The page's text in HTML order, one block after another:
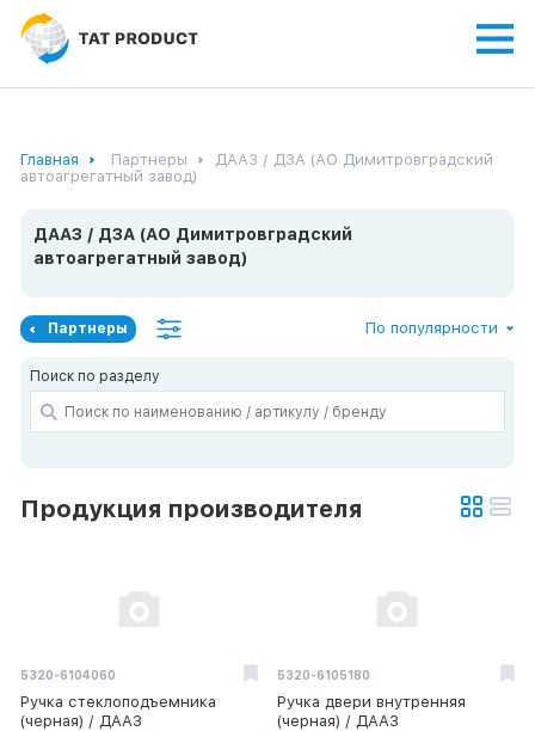
Главная Партнеры
ДААЗ / ДЗА (АО Димитровградский
автоагрегатный завод)
Партнеры
ДААЗ / ДЗА (АО Димитровградский
автоагрегатный завод)
По популярности
Поиск по разделу
Продукция производителя
5320-6104060
Ручка стеклоподъемника
(черная) / ДААЗ
5320-6105180
Ручка двери внутренняя
(черная) / ДААЗ